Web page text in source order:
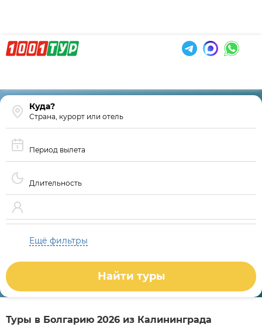
Страна, курорт или отель
Период вылета
Длительность
Ещё фильтры
Найти туры
Туры в Болгарию 2026 из Калининграда